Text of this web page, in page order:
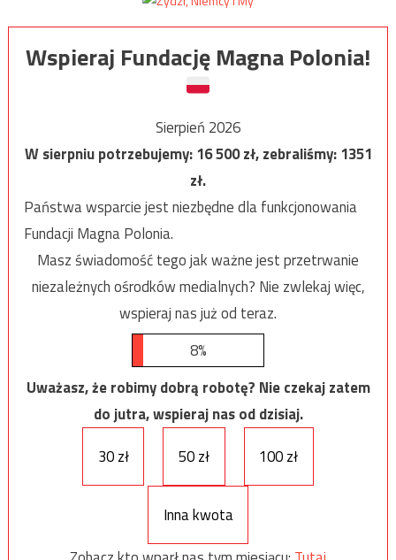
Wspieraj Fundację Magna Polonia!
Sierpień 2026
W sierpniu potrzebujemy:16 500zł, zebraliśmy:1351
zł.
Państwa wsparcie jest niezbędne dla funkcjonowania
Fundacji Magna Polonia.
Masz świadomość tego jak ważne jest przetrwanie
niezależnych ośrodków medialnych? Nie zwlekaj więc,
wspieraj nas już od teraz.
8%
Uważasz, że robimy dobrą robotę? Nie czekaj zatem
do jutra, wspieraj nas od dzisiaj.
30 zł
50 zł 100 zł
Inna kwota